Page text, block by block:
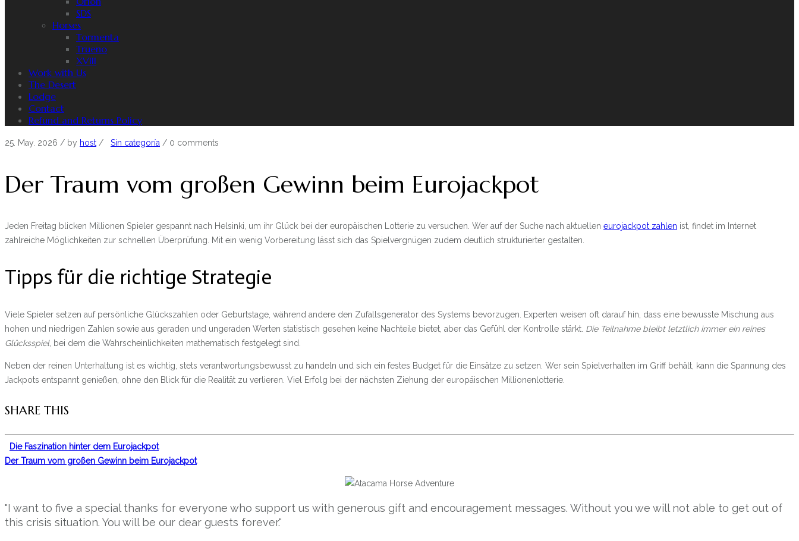
SDS
Horses
Tormenta
Trueno
XVIII
Work with Us
The Desert
Lodge
Contact
Refund and Returns Policy
25. May. 2026 / by host / Sin categoría / 0 comments
Der Traum vom großen Gewinn beim Eurojackpot
Jeden Freitag blicken Millionen Spieler gespannt nach Helsinki, um ihr Glück bei der europäischen Lotterie zu versuchen. Wer auf der Suche nach aktuellen eurojackpot zahlen ist, findet im Internet
zahlreiche Möglichkeiten zur schnellen Überprüfung. Mit ein wenig Vorbereitung lässt sich das Spielvergnügen zudem deutlich strukturierter gestalten.
Tipps für die richtige Strategie
Viele Spieler setzen auf persönliche Glückszahlen oder Geburtstage, während andere den Zufallsgenerator des Systems bevorzugen. Experten weisen oft darauf hin, dass eine bewusste Mischung aus
hohen und niedrigen Zahlen sowie aus geraden und ungeraden Werten statistisch gesehen keine Nachteile bietet, aber das Gefühl der Kontrolle stärkt. Die Teilnahme bleibt letztlich immer ein reines
Glücksspiel, bei dem die Wahrscheinlichkeiten mathematisch festgelegt sind.
Neben der reinen Unterhaltung ist es wichtig, stets verantwortungsbewusst zu handeln und sich ein festes Budget für die Einsätze zu setzen. Wer sein Spielverhalten im Griff behält, kann die Spannung des
Jackpots entspannt genießen, ohne den Blick für die Realität zu verlieren. Viel Erfolg bei der nächsten Ziehung der europäischen Millionenlotterie.
SHARE THIS
Die Faszination hinter dem Eurojackpot
Der Traum vom großen Gewinn beim Eurojackpot
"I want to five a special thanks for everyone who support us with generous gift and encouragement messages. Without you we will not able to get out of
this crisis situation. You will be our dear guests forever."